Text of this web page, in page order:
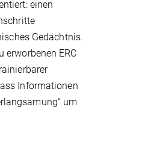
einen
Gedächtnis.
erworbenen ERC
Informationen
um